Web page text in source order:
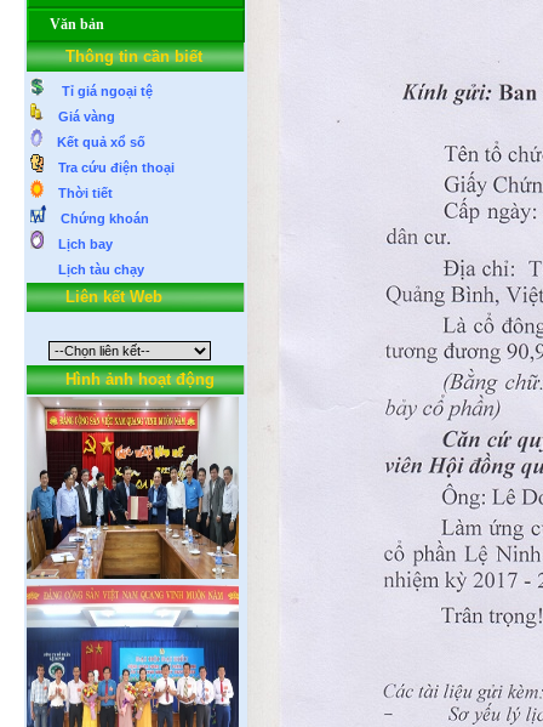
Văn bản
Thông tin cần biết
Tỉ giá ngoại tệ
Giá vàng
Kết quả xổ số
Tra cứu điện thoại
Thời tiết
Chứng khoán
Lịch bay
Lịch tàu chạy
Liên kết Web
Hình ảnh hoạt động